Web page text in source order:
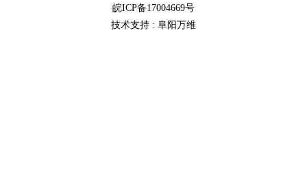
皖ICP备17004669号
技术支持 : 阜阳万维